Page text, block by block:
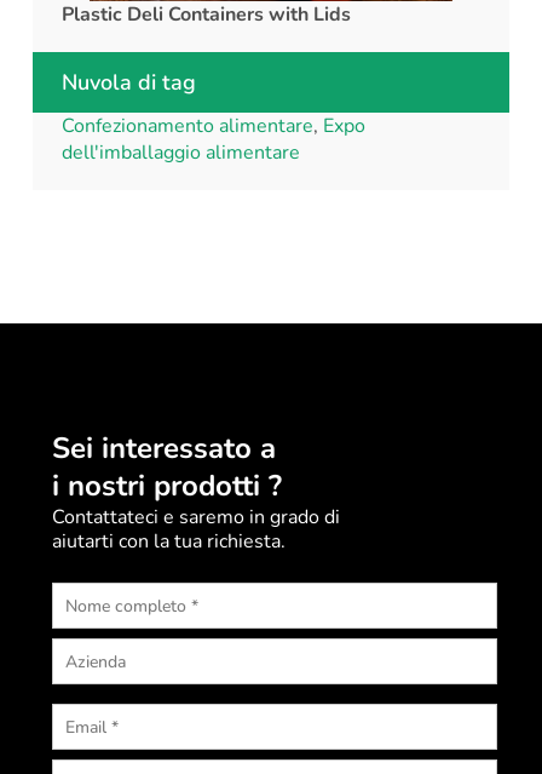
Plastic Deli Containers with Lids
Nuvola di tag
Confezionamento alimentare, Expo
dell'imballaggio alimentare
Sei interessato a
i nostri prodotti ?
Contattateci e saremo in grado di
aiutarti con la tua richiesta.